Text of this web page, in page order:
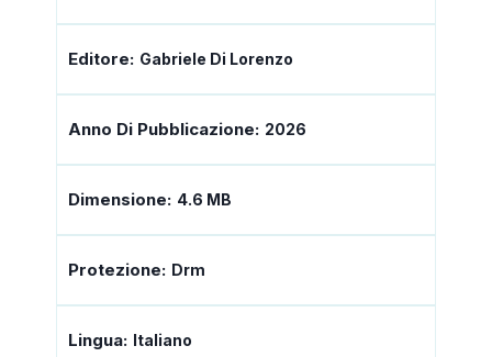
Editore: Gabriele Di Lorenzo
Anno Di Pubblicazione: 2026
Dimensione: 4.6 MB
Protezione: Drm
Lingua: Italiano